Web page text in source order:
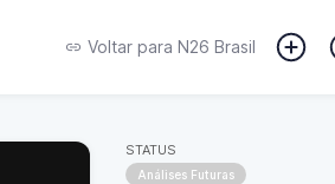
Voltar para N26 Brasil
STATUS
Análises Futuras